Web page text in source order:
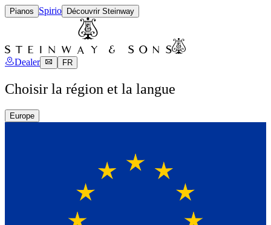
Pianos Spirio Découvrir Steinway
Dealer FR
Choisir la région et la langue
Europe